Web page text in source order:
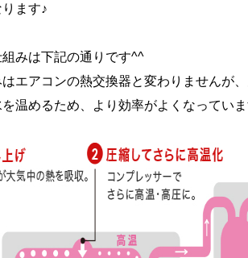
ます♪
みは下記の通りです^^
エアコンの熱交換器と変わりませんが
を温めるため、より効率がよくなってい